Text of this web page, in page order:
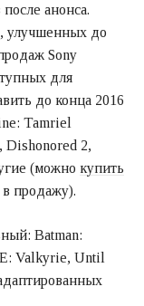
анонса.
улучшенных до
Sony
для
до конца 2016
Tamriel
2,
(можно купить
продажу).
Batman:
Valkyrie, Until